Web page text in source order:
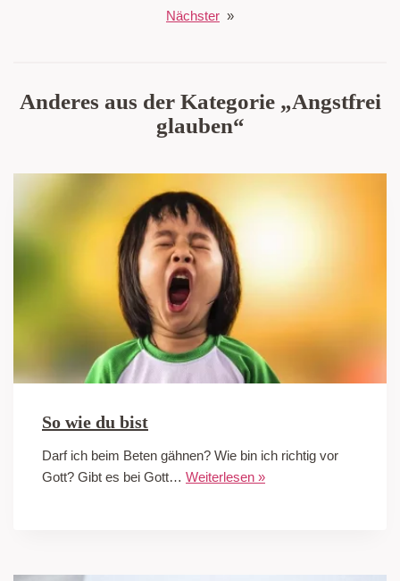
Nächster »
Anderes aus der Kategorie „Angstfrei
glauben“
So wie du bist
Darf ich beim Beten gähnen? Wie bin ich richtig vor
Gott? Gibt es bei Gott… Weiterlesen »